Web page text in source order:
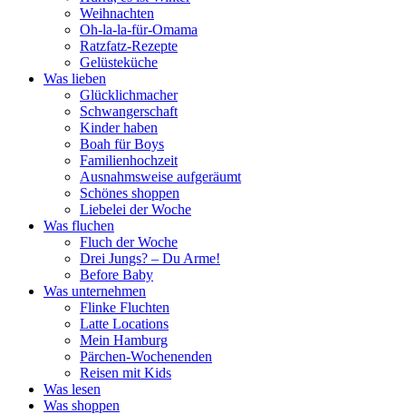
Weihnachten
Oh-la-la-für-Omama
Ratzfatz-Rezepte
Gelüsteküche
Was lieben
Glücklichmacher
Schwangerschaft
Kinder haben
Boah für Boys
Familienhochzeit
Ausnahmsweise aufgeräumt
Schönes shoppen
Liebelei der Woche
Was fluchen
Fluch der Woche
Drei Jungs? – Du Arme!
Before Baby
Was unternehmen
Flinke Fluchten
Latte Locations
Mein Hamburg
Pärchen-Wochenenden
Reisen mit Kids
Was lesen
Was shoppen